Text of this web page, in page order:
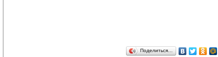
Поделиться…